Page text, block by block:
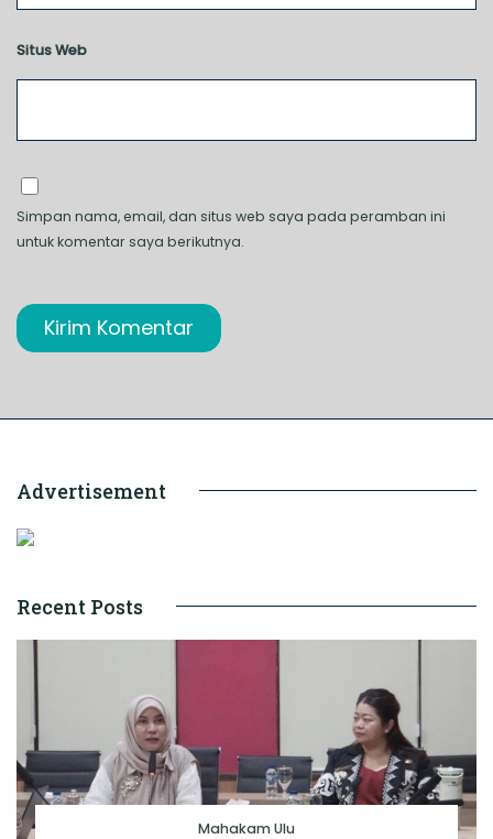
Situs Web
Simpan nama, email, dan situs web saya pada peramban ini
untuk komentar saya berikutnya.
Advertisement
Recent Posts
Mahakam Ulu